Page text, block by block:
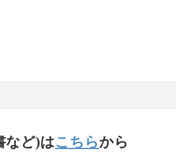
など)はこちらから